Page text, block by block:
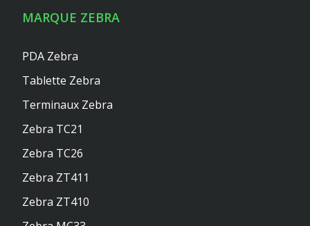
MARQUE ZEBRA
PDA Zebra
Tablette Zebra
Terminaux Zebra
Zebra TC21
Zebra TC26
Zebra ZT411
Zebra ZT410